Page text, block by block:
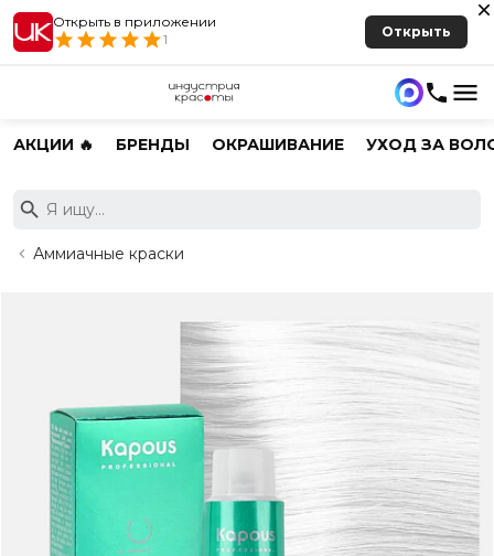
Открыть в приложении
1
Открыть
АКЦИИ 🔥 БРЕНДЫ ОКРАШИВАНИЕ УХОД ЗА
Аммиачные краски